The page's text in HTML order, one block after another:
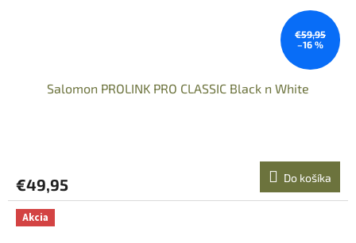
€59,95
–16 %
Salomon PROLINK PRO CLASSIC Black n White
€49,95 Do košíka
Akcia